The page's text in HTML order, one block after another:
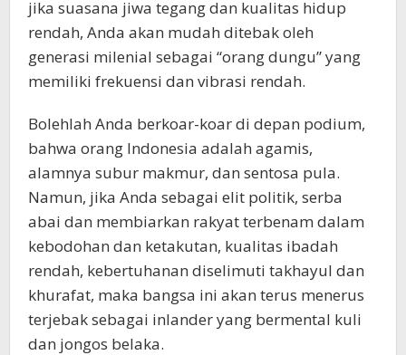
jika suasana jiwa tegang dan kualitas hidup
rendah, Anda akan mudah ditebak oleh
generasi milenial sebagai “orang dungu” yang
memiliki frekuensi dan vibrasi rendah.
Bolehlah Anda berkoar-koar di depan podium,
bahwa orang Indonesia adalah agamis,
alamnya subur makmur, dan sentosa pula.
Namun, jika Anda sebagai elit politik, serba
abai dan membiarkan rakyat terbenam dalam
kebodohan dan ketakutan, kualitas ibadah
rendah, kebertuhanan diselimuti takhayul dan
khurafat, maka bangsa ini akan terus menerus
terjebak sebagai inlander yang bermental kuli
dan jongos belaka.